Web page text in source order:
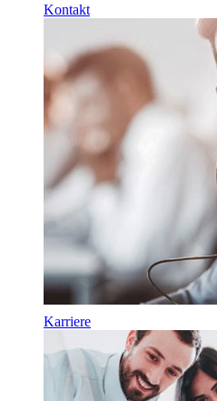
Kontakt
Karriere